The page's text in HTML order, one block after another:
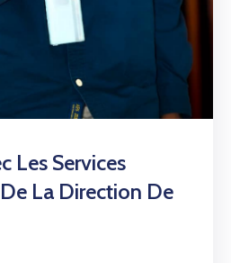
Les Services
La Direction De